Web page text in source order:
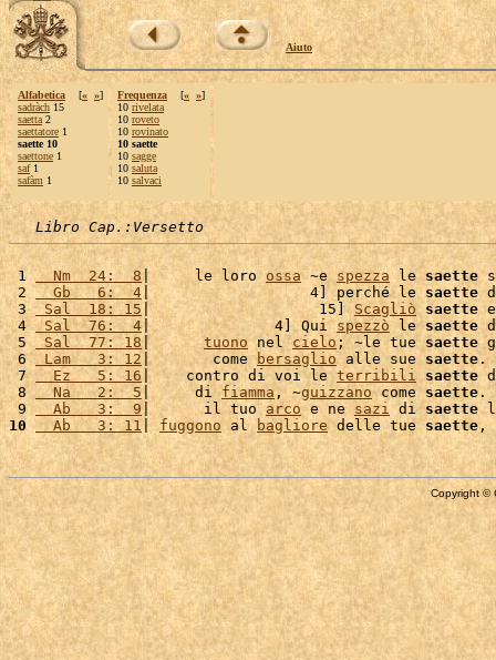
Aiuto
Alfabetica [« »]
sadràch 15
saetta 2
saettatore 1
saette 10
saettone 1
saf1
safàm 1
Frequenza [« »]
10 rivelata
10 roveto
10 rovinato
10 saette
10 sagge
10 saluta
10 salvaci
Libro Cap.:Versetto
1
  Nm  24:  8
|     le loro ossa ~e spezza le saette
2
  Gb   6:  4
|                  4] perché le saette
3 Sal  18: 15 |                   15] Scagliò saette
4
Sal  76:  4|              4] Qui spezzò le saette
5 Sal  77: 18 | tuono nel cielo ; ~le tue saette
6 Lam   3: 12 |       come bersaglio alle sue saette.
7
  Ez   5: 16
|    contro di voi le terribili saette
8
  Na   2:  5
|     di fiamma , ~guizzano come saette .
9
  Ab   3:  9
|      il tuo arco e ne sazi di saette
10
  Ab   3: 11
| fuggono al bagliore delle tue saette,
Copyright ©